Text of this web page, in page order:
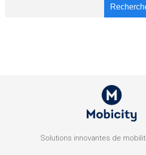
Solutions innovantes de